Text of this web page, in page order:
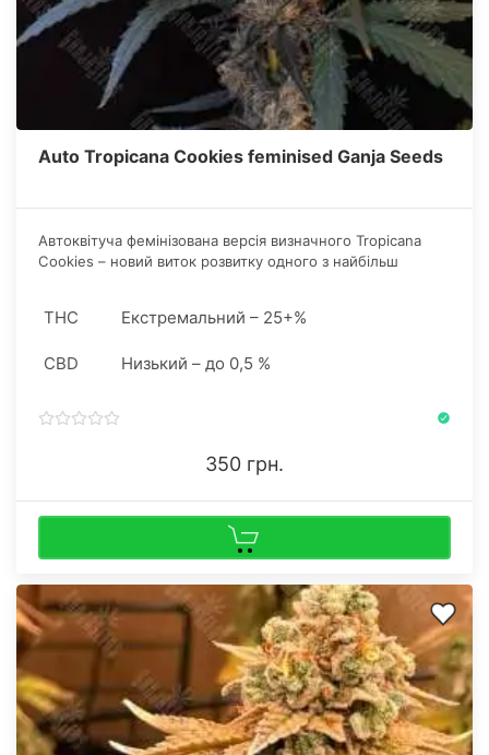
Auto Tropicana Cookies feminised Ganja Seeds
Автоквітуча фемінізована версія визначного Tropicana
Cookies – новий виток розвитку одного з найбільш
THC Екстремальний – 25+%
CBD Низький – до 0,5 %
350 грн.